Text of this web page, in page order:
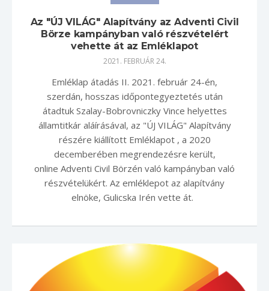
Az "ÚJ VILÁG" Alapítvány az Adventi Civil
Börze kampányban való részvételért
vehette át az Emléklapot
2021. FEBRUÁR 24.
Emléklap átadás II. 2021. február 24-én,
szerdán, hosszas időpontegyeztetés után
átadtuk Szalay-Bobrovniczky Vince helyettes
államtitkár aláírásával, az "ÚJ VILÁG" Alapítvány
részére kiállított Emléklapot , a 2020
decemberében megrendezésre került,
online Adventi Civil Börzén való kampányban való
részvételükért. Az emléklepot az alapítvány
elnöke, Gulicska Irén vette át.